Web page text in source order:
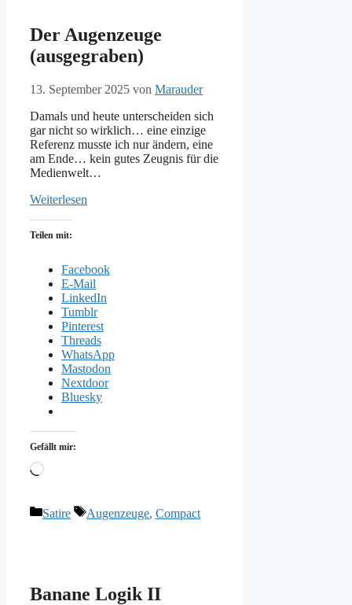
Der Augenzeuge
(ausgegraben)
13. September 2025 von Marauder
Damals und heute unterscheiden sich
gar nicht so wirklich… eine einzige
Referenz musste ich nur ändern, eine
am Ende… kein gutes Zeugnis für die
Medienwelt…
Weiterlesen
Teilen mit:
Facebook
E-Mail
LinkedIn
Tumblr
Pinterest
Threads
WhatsApp
Mastodon
Nextdoor
Bluesky
Gefällt mir:
Wird
Kategorien
Satire Schlagwörter
Augenzeuge, Compact
Banane Logik II